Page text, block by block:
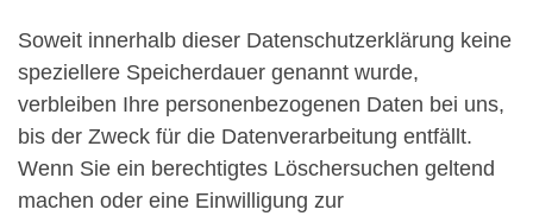
Soweit innerhalb dieser Datenschutzerklärung keine
speziellere Speicherdauer genannt wurde,
verbleiben Ihre personenbezogenen Daten bei uns,
bis der Zweck für die Datenverarbeitung entfällt.
Wenn Sie ein berechtigtes Löschersuchen geltend
machen oder eine Einwilligung zur